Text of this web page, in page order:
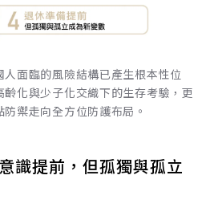
面臨的風險結構已產生根本性位
化與少子化交織下的生存考驗，更
禦走向全方位防護布局。
識提前，但孤獨與孤立